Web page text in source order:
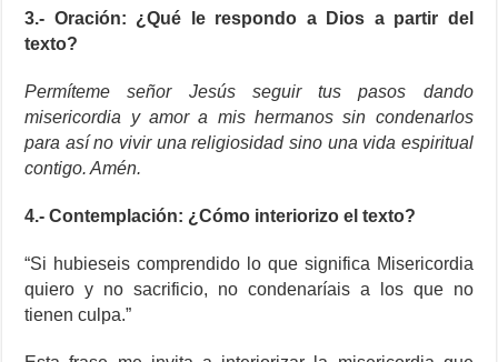
3.- Oración: ¿Qué le respondo a Dios a partir del
texto?
Permíteme señor Jesús seguir tus pasos dando
misericordia y amor a mis hermanos sin condenarlos
para así no vivir una religiosidad sino una vida espiritual
contigo. Amén.
4.- Contemplación: ¿Cómo interiorizo el texto?
“Si hubieseis comprendido lo que significa Misericordia
quiero y no sacrificio, no condenaríais a los que no
tienen culpa.”